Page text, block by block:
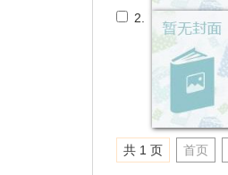
2.
共 1 页 首页